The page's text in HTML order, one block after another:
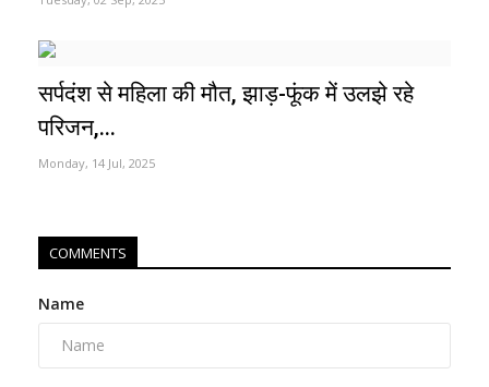
सर्पदंश से महिला की मौत, झाड़-फूंक में उलझे रहे
परिजन,...
Monday, 14 Jul, 2025
COMMENTS
Name